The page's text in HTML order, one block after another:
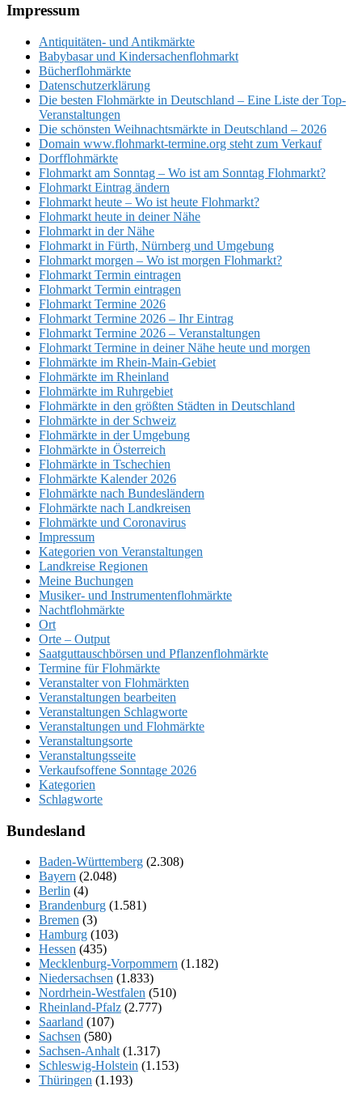
Footer
Impressum
Antiquitäten- und Antikmärkte
Babybasar und Kindersachenflohmarkt
Bücherflohmärkte
Datenschutzerklärung
Die besten Flohmärkte in Deutschland – Eine Liste der Top-
Veranstaltungen
Die schönsten Weihnachtsmärkte in Deutschland – 2026
Domain www.flohmarkt-termine.org steht zum Verkauf
Dorfflohmärkte
Flohmarkt am Sonntag – Wo ist am Sonntag Flohmarkt?
Flohmarkt Eintrag ändern
Flohmarkt heute – Wo ist heute Flohmarkt?
Flohmarkt heute in deiner Nähe
Flohmarkt in der Nähe
Flohmarkt in Fürth, Nürnberg und Umgebung
Flohmarkt morgen – Wo ist morgen Flohmarkt?
Flohmarkt Termin eintragen
Flohmarkt Termin eintragen
Flohmarkt Termine 2026
Flohmarkt Termine 2026 – Ihr Eintrag
Flohmarkt Termine 2026 – Veranstaltungen
Flohmarkt Termine in deiner Nähe heute und morgen
Flohmärkte im Rhein-Main-Gebiet
Flohmärkte im Rheinland
Flohmärkte im Ruhrgebiet
Flohmärkte in den größten Städten in Deutschland
Flohmärkte in der Schweiz
Flohmärkte in der Umgebung
Flohmärkte in Österreich
Flohmärkte in Tschechien
Flohmärkte Kalender 2026
Flohmärkte nach Bundesländern
Flohmärkte nach Landkreisen
Flohmärkte und Coronavirus
Impressum
Kategorien von Veranstaltungen
Landkreise Regionen
Meine Buchungen
Musiker- und Instrumentenflohmärkte
Nachtflohmärkte
Ort
Orte – Output
Saatguttauschbörsen und Pflanzenflohmärkte
Termine für Flohmärkte
Veranstalter von Flohmärkten
Veranstaltungen bearbeiten
Veranstaltungen Schlagworte
Veranstaltungen und Flohmärkte
Veranstaltungsorte
Veranstaltungsseite
Verkaufsoffene Sonntage 2026
Kategorien
Schlagworte
Bundesland
Baden-Württemberg (2.308)
Bayern (2.048)
Berlin (4)
Brandenburg (1.581)
Bremen (3)
Hamburg (103)
Hessen (435)
Mecklenburg-Vorpommern (1.182)
Niedersachsen (1.833)
Nordrhein-Westfalen (510)
Rheinland-Pfalz (2.777)
Saarland (107)
Sachsen (580)
Sachsen-Anhalt (1.317)
Schleswig-Holstein (1.153)
Thüringen (1.193)